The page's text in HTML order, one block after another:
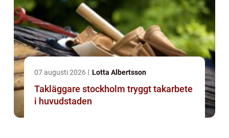
07 augusti 2026 Lotta Albertsson
Takläggare stockholm tryggt takarbete
i huvudstaden